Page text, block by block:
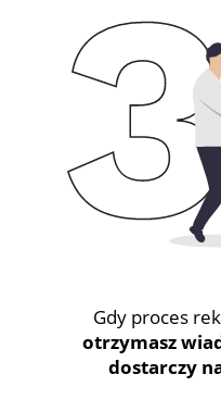
Gdy proces
otrzymasz
dostarczy